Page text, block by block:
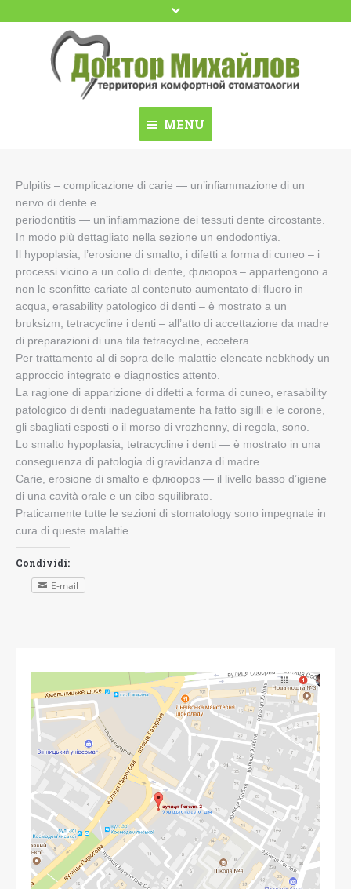
MENU
Сontatti
Сonsultazione
Prezzi
Dr. Mikhaylov
Dental Travel Ukraine
Dental School
Azioni
Доктор Михайлов
Dental School
Dental Travel Ukraine
Акции
Имплантация
Recensioni
карта сайта
Pulpitis – complicazione di carie — un’infiammazione di un
nervo di dente e
periodontitis — un’infiammazione dei tessuti dente circostante.
In modo più dettagliato nella sezione un endodontiya.
Il hypoplasia, l’erosione di smalto, i difetti a forma di cuneo – i
processi vicino a un collo di dente, флюороз – appartengono a
non le sconfitte cariate al contenuto aumentato di fluoro in
acqua, erasability patologico di denti – è mostrato a un
bruksizm, tetracycline i denti – all’atto di accettazione da madre
di preparazioni di una fila tetracycline, eccetera.
Per trattamento al di sopra delle malattie elencate nebkhody un
approccio integrato e diagnostics attento.
La ragione di apparizione di difetti a forma di cuneo, erasability
patologico di denti inadeguatamente ha fatto sigilli e le corone,
gli sbagliati esposti o il morso di vrozhenny, di regola, sono.
Lo smalto hypoplasia, tetracycline i denti — è mostrato in una
conseguenza di patologia di gravidanza di madre.
Carie, erosione di smalto e флюороз — il livello basso d’igiene
di una cavità orale e un cibo squilibrato.
Praticamente tutte le sezioni di stomatology sono impegnate in
cura di queste malattie.
Condividi:
E-mail